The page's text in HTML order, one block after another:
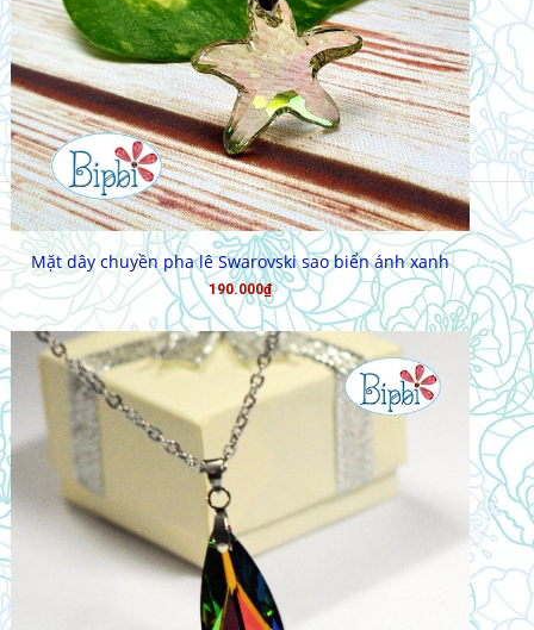
MUA HÀNG
Mặt dây chuyền pha lê Swarovski sao biển ánh xanh
190.000₫